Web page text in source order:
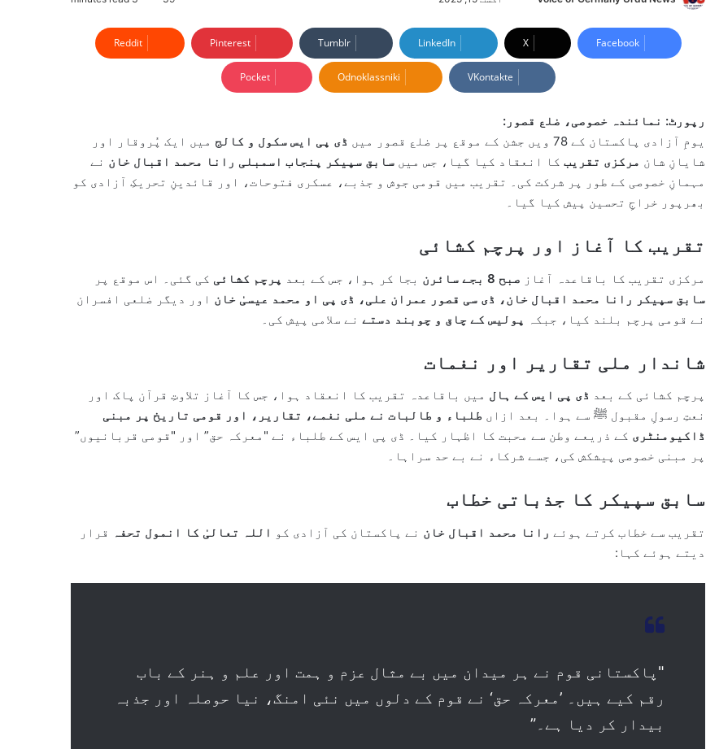
n
d
n
Facebook
X
LinkedIn
Tumblr
Pinterest
Reddit
VKontakte
Odnoklassniki
Pocket
رپورٹ: نمائندہ خصوصی، ضلع قصور:
یومِ آزادی پاکستان کے 78 ویں جشن کے موقع پر ضلع قصور میں
ڈی پی ایس سکول و کالج میں ایک پُروقار اور
شایانِ شان مرکزی تقریب کا انعقاد کیا گیا، جس میں سابق سپیکر پنجاب اسمبلی رانا محمد اقبال خان نے
مہمانِ خصوصی کے طور پر شرکت کی۔ تقریب میں قومی جوش و جذبے، عسکری فتوحات، اور قائدینِ تحریکِ آزادی کو
بھرپور خراجِ تحسین پیش کیا گیا۔
تقریب کا آغاز اور پرچم کشائی
مرکزی تقریب کا باقاعدہ آغاز صبح 8 بجے سائرن بجا کر ہوا، جس کے بعد پرچم کشائی کی گئی۔ اس موقع پر
سابق سپیکر رانا محمد اقبال خان، ڈی سی قصور عمران علی، ڈی پی او محمد عیسیٰ خان اور دیگر ضلعی افسران
نے قومی پرچم بلند کیا، جبکہ
پولیس کے چاق و چوبند دستے نے سلامی پیش کی۔
شاندار ملی تقاریر اور نغمات
پرچم کشائی کے بعد ڈی پی ایس کے ہال میں باقاعدہ تقریب کا انعقاد ہوا، جس کا آغاز تلاوتِ قرآن پاک اور
نعتِ رسولِ مقبول ﷺ سے ہوا۔ بعد ازاں طلباء و طالبات نے ملی نغمے، تقاریر، اور قومی تاریخ پر مبنی
ڈاکیومنٹری کے ذریعے وطن سے محبت کا اظہار کیا۔ ڈی پی ایس کے طلباء نے "معرکہ حق” اور "قومی قربانیوں”
پر مبنی خصوصی پیشکش کی، جسے شرکاء نے بے حد سراہا۔
سابق سپیکر کا جذباتی خطاب
تقریب سے خطاب کرتے ہوئے رانا محمد اقبال خان نے پاکستان کی آزادی کو اللہ تعالیٰ کا انمول تحفہ
قرار
دیتے ہوئے کہا:
"پاکستانی قوم نے ہر میدان میں بے مثال عزم و ہمت اور علم و ہنر کے باب
رقم کیے ہیں۔ ’معرکہ حق‘ نے قوم کے دلوں میں نئی امنگ، نیا حوصلہ اور جذبہ
بیدار کر دیا ہے۔”